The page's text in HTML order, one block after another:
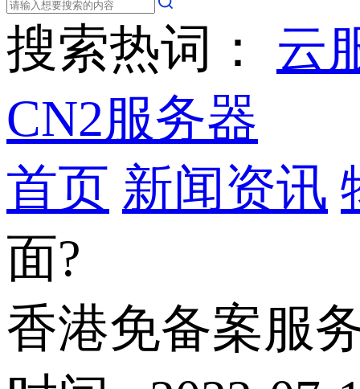
搜索热词： 云
CN2服务器
首页 新闻资讯
面?
香港免备案服